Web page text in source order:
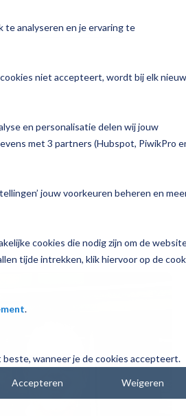
analyseren en je ervaring te
niet accepteert, wordt bij elk nieuw
en personalisatie delen wij jouw
met 3 partners (Hubspot, PiwikPro
jouw voorkeuren beheren en
cookies die nodig zijn om de
tijde intrekken, klik hiervoor op de
.
wanneer je de cookies accepteert.
Accepteren Weigeren
Over Magister